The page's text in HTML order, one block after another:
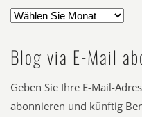
Blog via E-Mail
Geben Sie Ihre E-Mail-
abonnieren und künftig